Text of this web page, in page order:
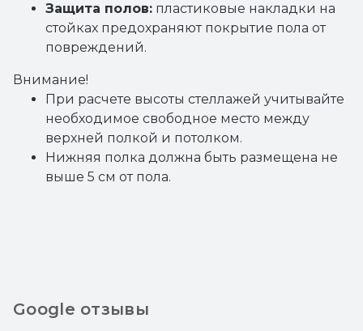
Защита полов: пластиковые накладки на
стойках предохраняют покрытие пола от
повреждений.
Внимание!
При расчете высоты стеллажей учитывайте
необходимое свободное место между
верхней полкой и потолком.
Нижняя полка должна быть размещена не
выше 5 см от пола.
Google отзывы